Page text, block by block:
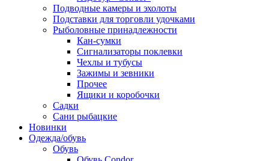
Подводные камеры и эхолоты
Подставки для торговли удочками
Рыболовные принадлежности
Кан-сумки
Сигнализаторы поклевки
Чехлы и тубусы
Зажимы и зевники
Прочее
Ящики и коробочки
Садки
Сани рыбацкие
Новинки
Одежда/обувь
Обувь